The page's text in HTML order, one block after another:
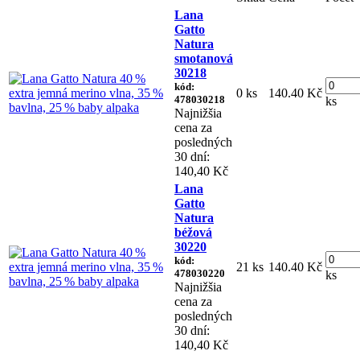
Lana
Gatto
Natura
smotanová
30218
kód:
478030218
Najnižšia
cena za
posledných
30 dní:
140,40 Kč
0 ks 140.40 Kč
ks
Lana
Gatto
Natura
béžová
30220
kód:
478030220
Najnižšia
cena za
posledných
30 dní:
140,40 Kč
21 ks 140.40 Kč
ks